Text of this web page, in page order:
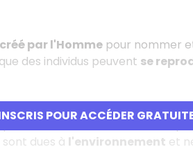
POUR ACCÉDER
créé par l'Hommepour nommer
des individus peuvent se
dues à l'environnement et